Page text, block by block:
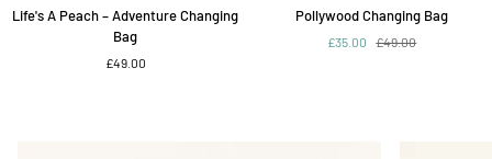
A
Life's A Peach – Adventure Changing
Bag
£49.00
Changing
Pollywood Changing Bag
£35.00 £49.00